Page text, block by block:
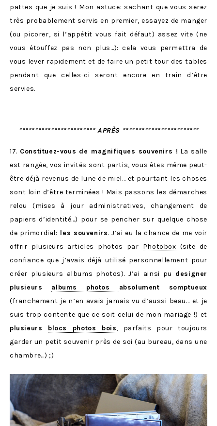
pattes que je suis ! Mon astuce: sachant que vous serez
très probablement servis en premier, essayez de manger
(ou picorer, si l’appétit vous fait défaut) assez vite (ne
vous étouffez pas non plus…): cela vous permettra de
vous lever rapidement et de faire un petit tour des tables
pendant que celles-ci seront encore en train d’être
servies.
************************ APRÈS ************************
17. Constituez-vous de magnifiques souvenirs ! La salle
est rangée, vos invités sont partis, vous êtes même peut-
être déjà revenus de lune de miel… et pourtant les choses
sont loin d’être terminées ! Mais passons les démarches
relou (mises à jour administratives, changement de
papiers d’identité…) pour se pencher sur quelque chose
de primordial: les souvenirs. J’ai eu la chance de me voir
offrir plusieurs articles photos par Photobox (site de
confiance que j’avais déjà utilisé personnellement pour
créer plusieurs albums photos). J’ai ainsi pu designer
plusieurs albums photos absolument somptueux
(franchement je n’en avais jamais vu d’aussi beau… et je
suis trop contente que ce soit celui de mon mariage !) et
plusieurs blocs photos bois, parfaits pour toujours
garder un petit souvenir près de soi (au bureau, dans une
chambre…) ;)